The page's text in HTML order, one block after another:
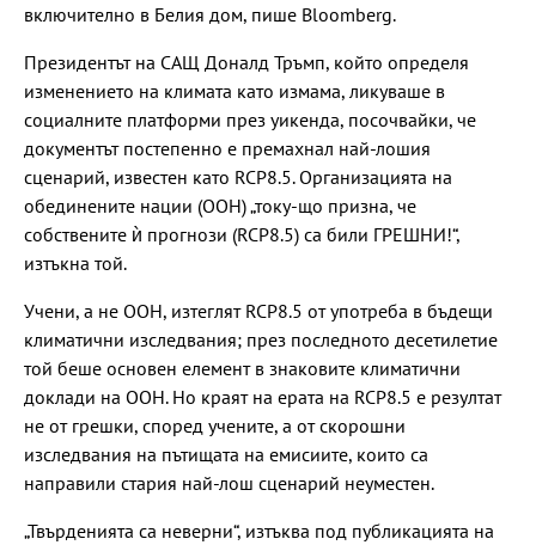
включително в Белия дом, пише Bloomberg.
Президентът на САЩ Доналд Тръмп, който определя
изменението на климата като измама, ликуваше в
социалните платформи през уикенда, посочвайки, че
документът постепенно е премахнал най-лошия
сценарий, известен като RCP8.5. Организацията на
обединените нации (ООН) „току-що призна, че
собствените ѝ прогнози (RCP8.5) са били ГРЕШНИ!“,
изтъкна той.
Учени, а не ООН, изтеглят RCP8.5 от употреба в бъдещи
климатични изследвания; през последното десетилетие
той беше основен елемент в знаковите климатични
доклади на ООН. Но краят на ерата на RCP8.5 е резултат
не от грешки, според учените, а от скорошни
изследвания на пътищата на емисиите, които са
направили стария най-лош сценарий неуместен.
„Твърденията са неверни“, изтъква под публикацията на